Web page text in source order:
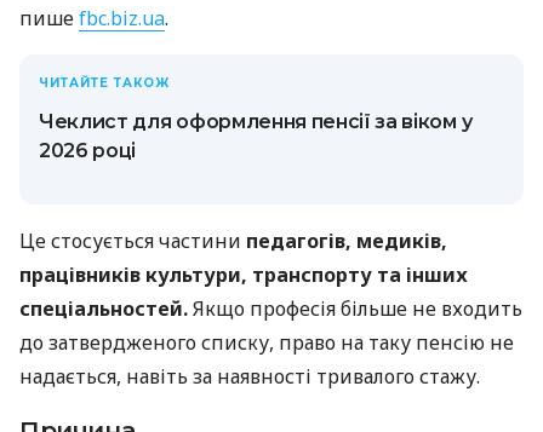
пишеfbc.biz.ua.
ЧИТАЙТЕ ТАКОЖ
Чеклист для оформлення пенсії за віком у
2026 році
Це стосується частини педагогів, медиків,
працівників культури, транспорту та інших
спеціальностей.Якщо професія більше не входить
до затвердженого списку, право на таку пенсію не
надається, навіть за наявності тривалого стажу.